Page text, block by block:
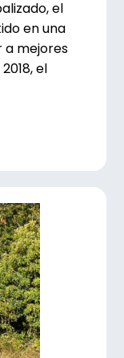
el
en una
a mejores
el